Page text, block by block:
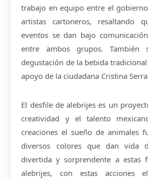
trabajo en equipo entre el
artistas cartoneros, resaltando
eventos se dan bajo
entre ambos grupos. También
degustación de la bebida
apoyo de la ciudadana Cristina
El desfile de alebrijes es un
creatividad y el talento
creaciones el sueño de animales
diversos colores que dan vida
divertida y sorprendente a estas
alebrijes, con estas acciones